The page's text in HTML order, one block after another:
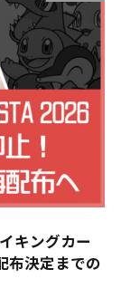
キングカー
布決定までの